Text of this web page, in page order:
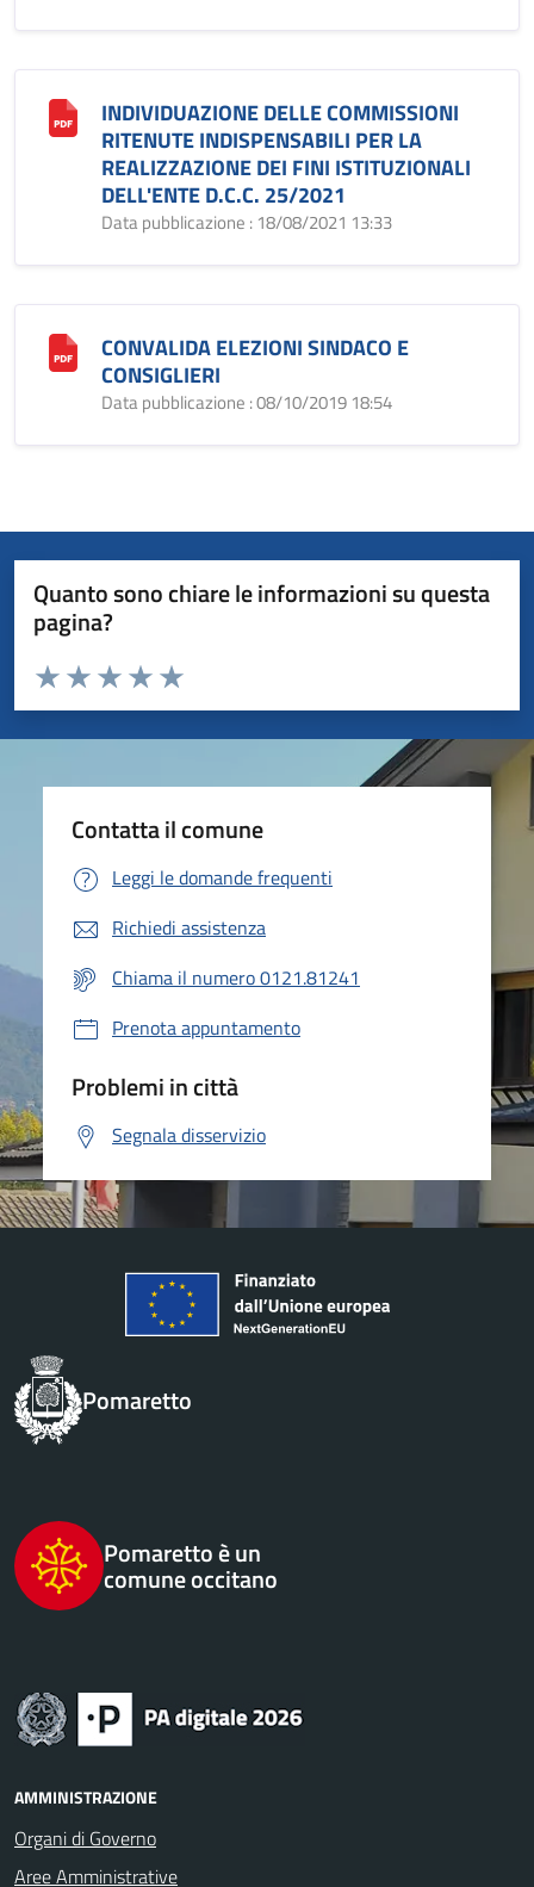
INDIVIDUAZIONE DELLE COMMISSIONI
RITENUTE INDISPENSABILI PER LA
REALIZZAZIONE DEI FINI ISTITUZIONALI
DELL'ENTE D.C.C. 25/2021
Data pubblicazione : 18/08/2021 13:33
CONVALIDA ELEZIONI SINDACO E
CONSIGLIERI
Data pubblicazione : 08/10/2019 18:54
Quanto sono chiare le informazioni su questa
pagina?
Valuta da 1 a 5 stelle la pagina
Valuta 5 stelle su 5
Valuta 4 stelle su 5
Valuta 3 stelle su 5
Valuta 2 stelle su 5
Valuta 1 stelle su 5
Contatta il comune
Leggi le domande frequenti
Richiedi assistenza
Chiama il numero 0121.81241
Prenota appuntamento
Problemi in città
Segnala disservizio
Pomaretto
Pomaretto è un
comune occitano
AMMINISTRAZIONE
Organi di Governo
Aree Amministrative